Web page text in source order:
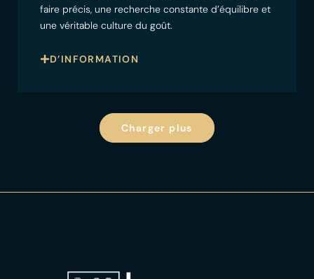
faire précis, une recherche constante d’équilibre et
une véritable culture du goût.
D’INFORMATION
Charger plus